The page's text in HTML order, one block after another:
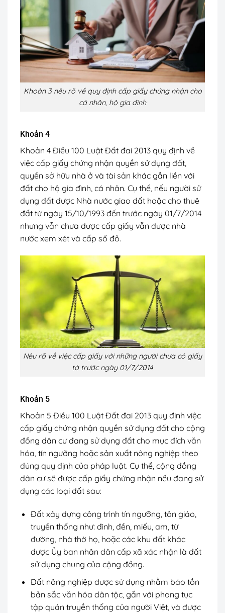
Khoản 3 nêu rõ về quy định cấp giấy chứng nhận cho
cá nhân, hộ gia đình
Khoản 4
Khoản 4 Điều 100 Luật Đất đai 2013 quy định về
việc cấp giấy chứng nhận quyền sử dụng đất,
quyền sở hữu nhà ở và tài sản khác gắn liền với
đất cho hộ gia đình, cá nhân. Cụ thể, nếu người sử
dụng đất được Nhà nước giao đất hoặc cho thuê
đất từ ngày 15/10/1993 đến trước ngày 01/7/2014
nhưng vẫn chưa được cấp giấy vẫn được nhà
nước xem xét và cấp sổ đỏ.
Nêu rõ về việc cấp giấy với những người chưa có giấy
tờ trước ngày 01/7/2014
Khoản 5
Khoản 5 Điều 100 Luật Đất đai 2013 quy định việc
cấp giấy chứng nhận quyền sử dụng đất cho cộng
đồng dân cư đang sử dụng đất cho mục đích văn
hóa, tín ngưỡng hoặc sản xuất nông nghiệp theo
đúng quy định của pháp luật. Cụ thể, cộng đồng
dân cư sẽ được cấp giấy chứng nhận nếu đang sử
dụng các loại đất sau:
Đất xây dựng công trình tín ngưỡng, tôn giáo,
truyền thống như: đình, đền, miếu, am, từ
đường, nhà thờ họ, hoặc các khu đất khác
được Ủy ban nhân dân cấp xã xác nhận là đất
sử dụng chung của cộng đồng.
Đất nông nghiệp được sử dụng nhằm bảo tồn
bản sắc văn hóa dân tộc, gắn với phong tục
tập quán truyền thống của người Việt, và được